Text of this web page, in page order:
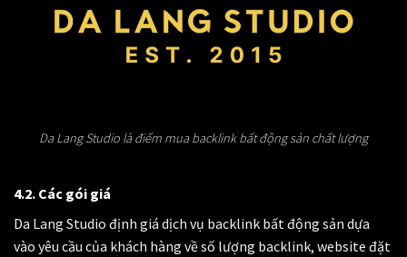
Da Lang Studio là điểm mua backlink bất động sản chất lượng
4.2. Các gói giá
Da Lang Studio định giá dịch vụ backlink bất động sản dựa
vào yêu cầu của khách hàng về số lượng backlink, website đặt